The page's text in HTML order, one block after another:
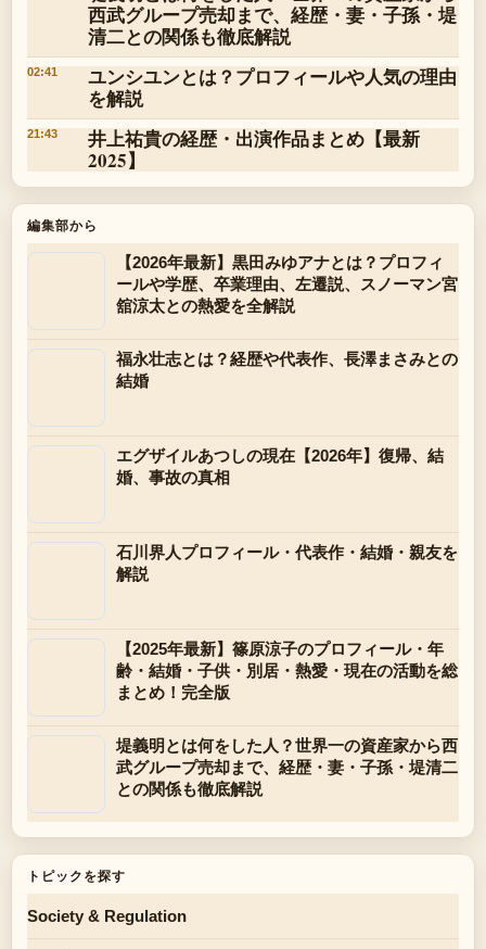
西武グループ売却まで、経歴・妻・子孫・堤
清二との関係も徹底解説
02:41
ユンシユンとは？プロフィールや人気の理由
を解説
21:43
井上祐貴の経歴・出演作品まとめ【最新
2025】
編集部から
【2026年最新】黒田みゆアナとは？プロフィ
ールや学歴、卒業理由、左遷説、スノーマン宮
舘涼太との熱愛を全解説
福永壮志とは？経歴や代表作、長澤まさみとの
結婚
エグザイルあつしの現在【2026年】復帰、結
婚、事故の真相
石川界人プロフィール・代表作・結婚・親友を
解説
【2025年最新】篠原涼子のプロフィール・年
齢・結婚・子供・別居・熱愛・現在の活動を総
まとめ！完全版
堤義明とは何をした人？世界一の資産家から西
武グループ売却まで、経歴・妻・子孫・堤清二
との関係も徹底解説
トピックを探す
Society & Regulation